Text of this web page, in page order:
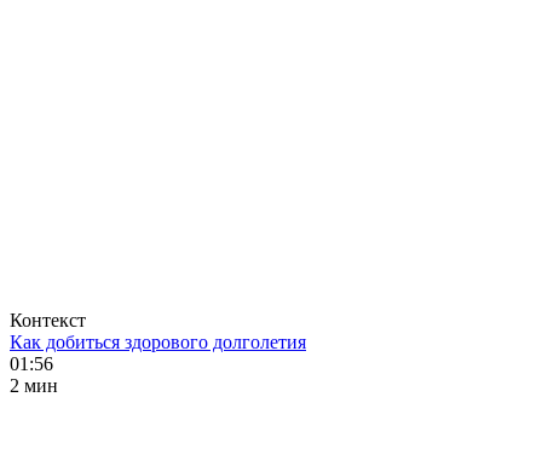
Контекст
Как добиться здорового долголетия
01:56
2 мин